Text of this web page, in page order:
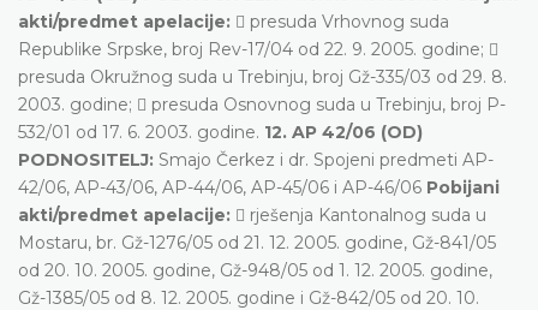
akti/predmet apelacije:  presuda Vrhovnog suda
Republike Srpske, broj Rev-17/04 od 22. 9. 2005. godine; 
presuda Okružnog suda u Trebinju, broj Gž-335/03 od 29. 8.
2003. godine;  presuda Osnovnog suda u Trebinju, broj P-
532/01 od 17. 6. 2003. godine. 12. AP 42/06 (OD)
PODNOSITELJ: Smajo Čerkez i dr. Spojeni predmeti AP-
42/06, AP-43/06, AP-44/06, AP-45/06 i AP-46/06 Pobijani
akti/predmet apelacije:  rješenja Kantonalnog suda u
Mostaru, br. Gž-1276/05 od 21. 12. 2005. godine, Gž-841/05
od 20. 10. 2005. godine, Gž-948/05 od 1. 12. 2005. godine,
Gž-1385/05 od 8. 12. 2005. godine i Gž-842/05 od 20. 10.